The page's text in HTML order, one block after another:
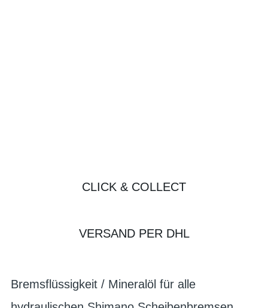
CLICK & COLLECT
VERSAND PER DHL
Bremsflüssigkeit / Mineralöl für alle